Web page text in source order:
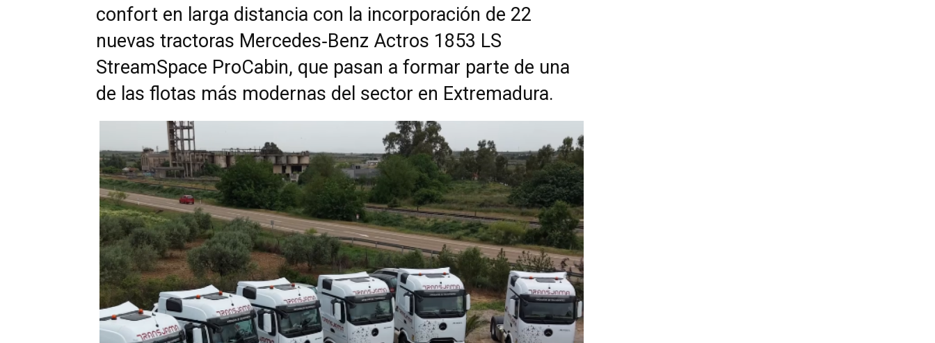
confort en larga distancia con la incorporación de 22
nuevas tractoras Mercedes‑Benz Actros 1853 LS
StreamSpace ProCabin, que pasan a formar parte de una
de las flotas más modernas del sector en Extremadura.